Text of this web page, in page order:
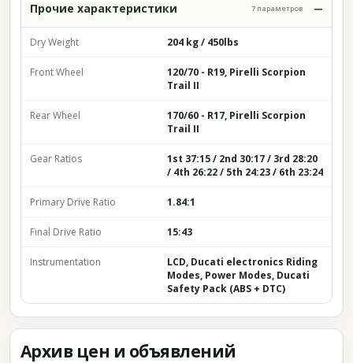
Прочие характеристики 7 параметров
Dry Weight 204 kg / 450lbs
Front Wheel
120/70 - R19, Pirelli Scorpion
Trail II
Rear Wheel
170/60 - R17, Pirelli Scorpion
Trail II
Gear Ratios
1st 37:15 / 2nd 30:17 / 3rd 28:20
/ 4th 26:22 / 5th 24:23 / 6th 23:24
Primary Drive Ratio 1.84:1
Final Drive Ratio 15:43
Instrumentation
LCD, Ducati electronics Riding
Modes, Power Modes, Ducati
Safety Pack (ABS + DTC)
Архив цен и объявлений